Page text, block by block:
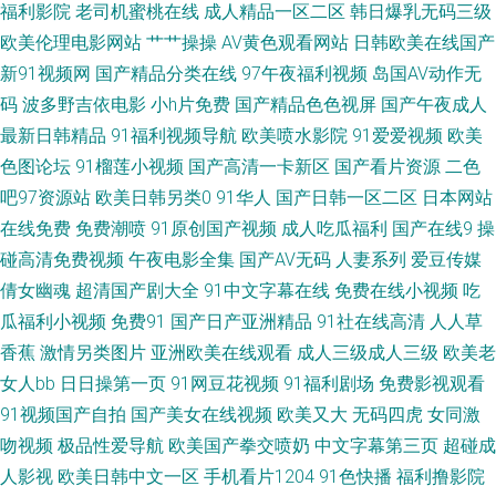
高清无 欧美老妇MV 日韩欧美h 尤物成人在线视频 91资源在线播放 超碰在线
97青青 肏屄不卡高清视频 日韩色色影院 97在线免费视频 91V小视频 黑料嫩
草人人精品 欧美色中色影视 深夜福利传媒精品 51在线视频导航 99爱国产 成
人大香蕉电影 九九福利社 伊人婷婷色香五月 岛国午夜在线 久久超踫人人 91
啦九色绿帽 大香蕉资源共享 久久深夜视频 日韩戍人一级 91变态软件 操逼福
超碰人妻偷拍 午夜男人的天堂 97青青 黄色成人18 人人操欧美精品 亚洲情色
图网站 99福利导航 国产成人在线日韩 老司机瑟瑟导航 最新最全AV影院 超碰
欧美色中色 91精品视频网 另类海角专区 草草福利视频导航 日本3级电影性
福利影院 老司机蜜桃在线 成人精品一区二区 韩日爆乳无码三级
欧美伦理电影网站 艹艹操操 AV黄色观看网站 日韩欧美在线国产
新91视频网 国产精品分类在线 97午夜福利视频 岛国AV动作无
码 波多野吉依电影 小h片免费 国产精品色色视屏 国产午夜成人
最新日韩精品 91福利视频导航 欧美喷水影院 91爱爱视频 欧美
色图论坛 91榴莲小视频 国产高清一卡新区 国产看片资源 二色
吧97资源站 欧美日韩另类0 91华人 国产日韩一区二区 日本网站
在线免费 免费潮喷 91原创国产视频 成人吃瓜福利 国产在线9 操
碰高清免费视频 午夜电影全集 国产AV无码 人妻系列 爱豆传媒
倩女幽魂 超清国产剧大全 91中文字幕在线 免费在线小视频 吃
瓜福利小视频 免费91 国产日产亚洲精品 91社在线高清 人人草
香蕉 激情另类图片 亚洲欧美在线观看 成人三级成人三级 欧美老
女人bb 日日操第一页 91网豆花视频 91福利剧场 免费影视观看
91视频国产自拍 国产美女在线视频 欧美又大 无码四虎 女同激
吻视频 极品性爱导航 欧美国产拳交喷奶 中文字幕第三页 超碰成
人影视 欧美日韩中文一区 手机看片1204 91色快播 福利撸影院